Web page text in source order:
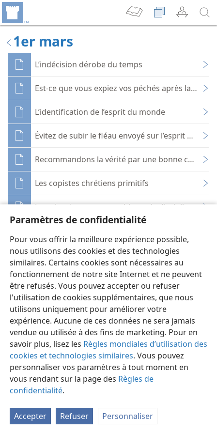
Paramètres de confidentialité
Pour vous offrir la meilleure expérience possible,
nous utilisons des cookies et des technologies
similaires. Certains cookies sont nécessaires au
fonctionnement de notre site Internet et ne peuvent
être refusés. Vous pouvez accepter ou refuser
l'utilisation de cookies supplémentaires, que nous
utilisons uniquement pour améliorer votre
expérience. Aucune de ces données ne sera jamais
vendue ou utilisée à des fins de marketing. Pour en
savoir plus, lisez les Règles mondiales d’utilisation des
cookies et technologies similaires. Vous pouvez
personnaliser vos paramètres à tout moment en
vous rendant sur la page des Règles de
confidentialité.
Accepter Refuser Personnaliser
1er mars
L’indécision dérobe du temps
Est-ce que vous expiez vos péchés après la mort ?
L’identification de l’esprit du monde
Évitez de subir le fléau envoyé sur l’esprit du
Recommandons la vérité par une bonne conduite
Les copistes chrétiens primitifs
Le point de vue convenable sur la discipline
Français Partager Préférences
Copyright © 2026 Watch Tower Bible and Tract Society of Pennsylvania
Conditions d’utilisation
Règles de confidentialité
Paramètres de confidentialité
Se connecter